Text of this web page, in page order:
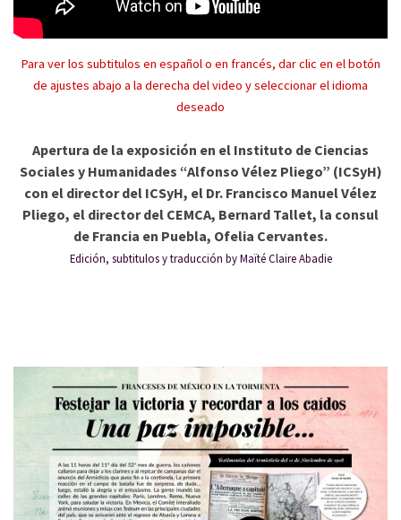
Para ver los subtitulos en español o en francés, dar clic en el botón
de ajustes abajo a la derecha del video y seleccionar el idioma
deseado
Apertura de la exposición en el Instituto de Ciencias
Sociales y Humanidades “Alfonso Vélez Pliego” (ICSyH)
con el director del ICSyH, el Dr. Francisco Manuel Vélez
Pliego, el director del CEMCA, Bernard Tallet, la consul
de Francia en Puebla, Ofelia Cervantes.
Edición, subtitulos y traducción by Maïté Claire Abadie